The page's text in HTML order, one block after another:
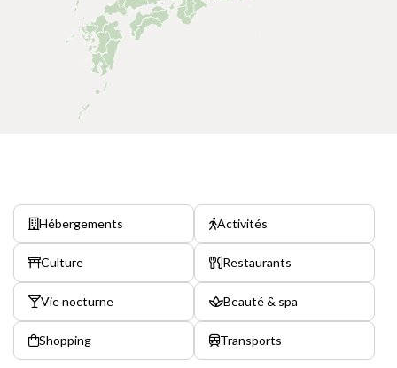
Hébergements Activités
Culture Restaurants
Vie nocturne Beauté & spa
Shopping Transports